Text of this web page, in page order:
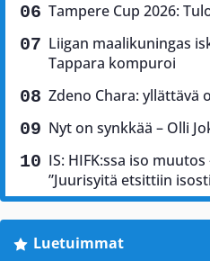
Tampere Cup 2026:
Liigan maalikuningas
Tappara kompuroi
Zdeno Chara: yllättävä
Nyt on synkkää – Olli
IS: HIFK:ssa iso
”Juurisyitä etsittiin
Luetuimmat